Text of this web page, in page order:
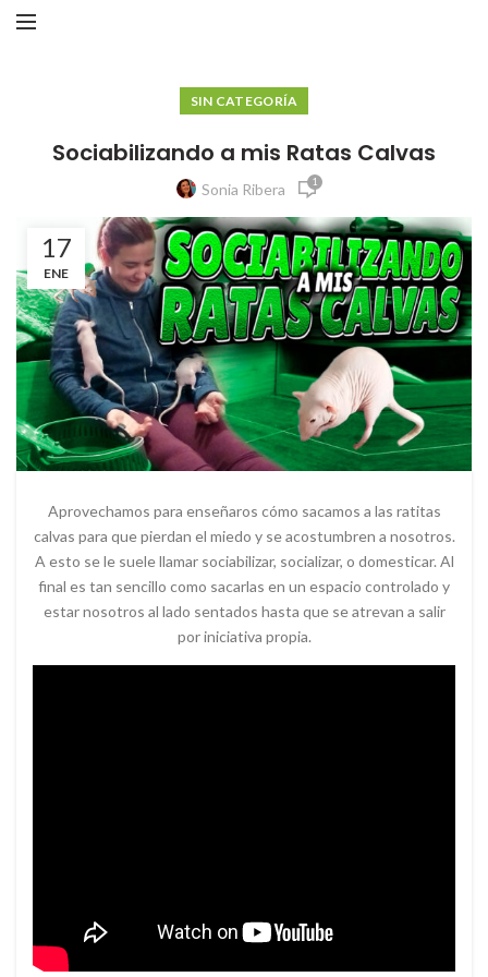
SIN CATEGORÍA
Sociabilizando a mis Ratas Calvas
Sonia Ribera 1
17
ENE
Aprovechamos para enseñaros cómo sacamos a las ratitas
calvas para que pierdan el miedo y se acostumbren a nosotros.
A esto se le suele llamar sociabilizar, socializar, o domesticar. Al
final es tan sencillo como sacarlas en un espacio controlado y
estar nosotros al lado sentados hasta que se atrevan a salir
por iniciativa propia.